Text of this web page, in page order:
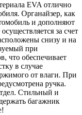
EVA отлично
Органайзер, как
и дополняют
за счет
снизу и на
при
что обеспечивает
в случае
от влаги. При
ручка.
Стильный и
багажник